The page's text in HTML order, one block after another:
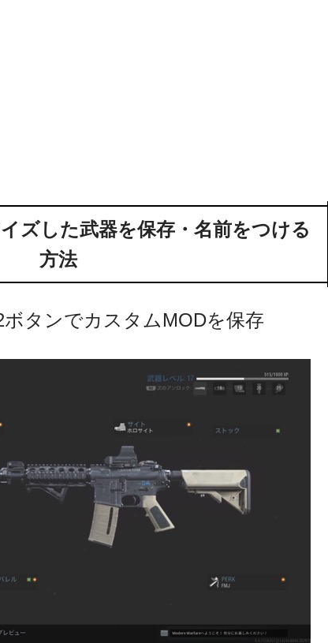
ズした武器を保存・名前をつける
方法
タンでカスタムMODを保存